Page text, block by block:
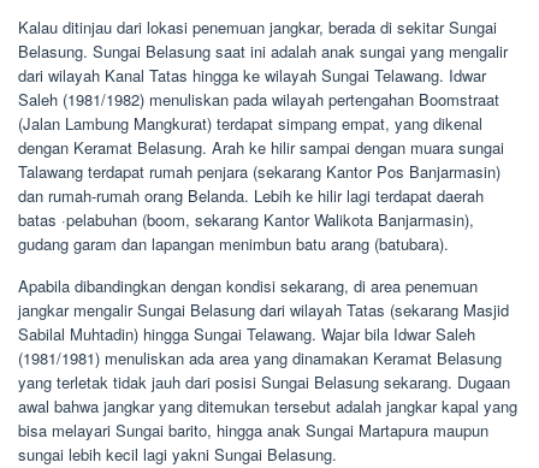
Kalau ditinjau dari lokasi penemuan jangkar, berada di sekitar Sungai
Belasung. Sungai Belasung saat ini adalah anak sungai yang mengalir
dari wilayah Kanal Tatas hingga ke wilayah Sungai Telawang. Idwar
Saleh (1981/1982) menuliskan pada wilayah pertengahan Boomstraat
(Jalan Lambung Mangkurat) terdapat simpang empat, yang dikenal
dengan Keramat Belasung. Arah ke hilir sampai dengan muara sungai
Talawang terdapat rumah penjara (sekarang Kantor Pos Banjarmasin)
dan rumah-rumah orang Belanda. Lebih ke hilir lagi terdapat daerah
batas ·pelabuhan (boom, sekarang Kantor Walikota Banjarmasin),
gudang garam dan lapangan menimbun batu arang (batubara).
Apabila dibandingkan dengan kondisi sekarang, di area penemuan
jangkar mengalir Sungai Belasung dari wilayah Tatas (sekarang Masjid
Sabilal Muhtadin) hingga Sungai Telawang. Wajar bila Idwar Saleh
(1981/1981) menuliskan ada area yang dinamakan Keramat Belasung
yang terletak tidak jauh dari posisi Sungai Belasung sekarang. Dugaan
awal bahwa jangkar yang ditemukan tersebut adalah jangkar kapal yang
bisa melayari Sungai barito, hingga anak Sungai Martapura maupun
sungai lebih kecil lagi yakni Sungai Belasung.